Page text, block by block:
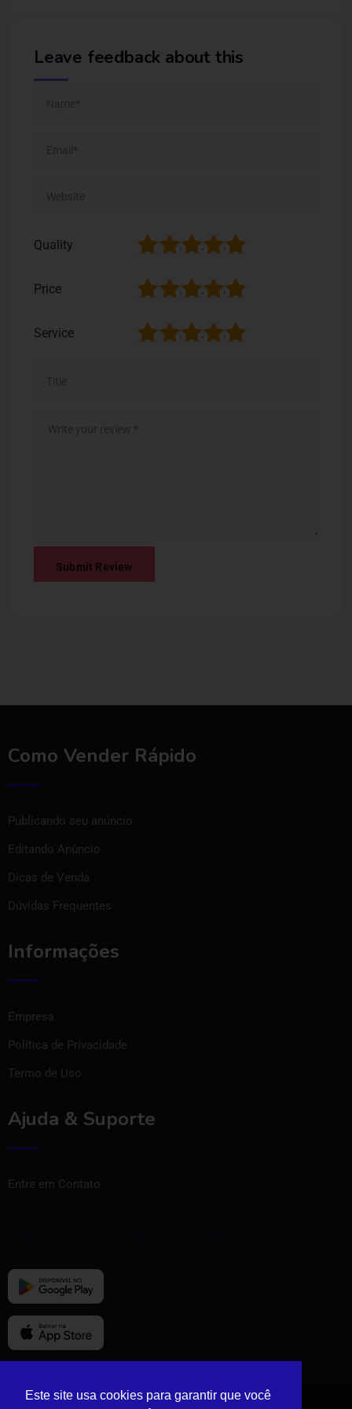
Leave feedback about this
Quality 5
4
3
2
Price 5
4
3
2
Service 5
4
3
2
Como Vender Rápido
Publicando seu anúncio
Editando Anúncio
Dicas de Venda
Dúvidas Frequentes
Informações
Empresa
Política de Privacidade
Termo de Uso
Ajuda & Suporte
Entre em Contato
Este site usa cookies para garantir que você